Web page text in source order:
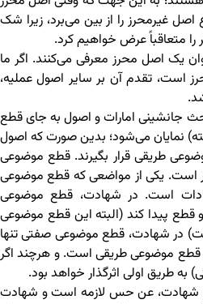
غیرمحرز را از بین می‌برد، زیرا شک
متعاقباً عرض خواهیم کرد.
یک اصل محرز معرفی می‌کنند. اگر ما
است، تقدم آن بر سایر اصول عملیه،
جانشینی امارات و اصول به جای قطع
نمایان می‌شود؛ بدین صورت که اصول
طریقی قرار بگیرند. قطع موضوعی
است. یکی از مواضعی که قطع موضوعی
است. در شهادت، قطع موضوعی
قطع پیدا کند (البته این قطع موضوعی
در شهادت، قطع موضوعی صفتی تنها
موضوعی طریقی است. و هرچند اگر
طریق اولی اثرگذار خواهد بود.
شهادت، عن حس لازمه است و شهادت